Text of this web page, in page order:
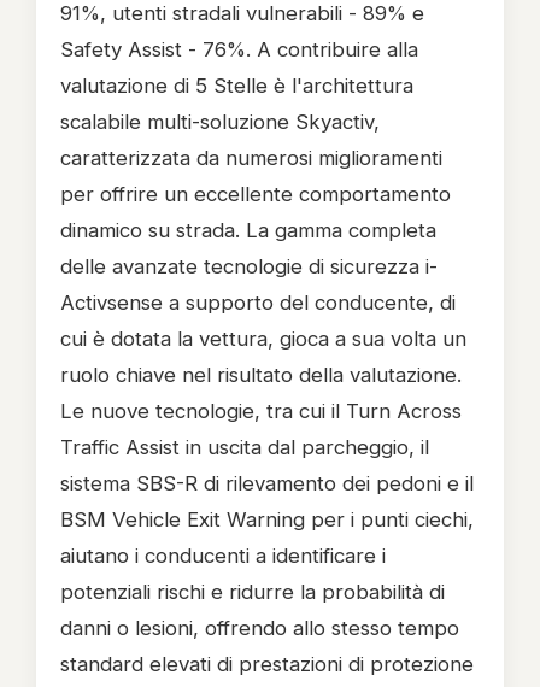
91%, utenti stradali vulnerabili - 89% e
Safety Assist - 76%. A contribuire alla
valutazione di 5 Stelle è l'architettura
scalabile multi-soluzione Skyactiv,
caratterizzata da numerosi miglioramenti
per offrire un eccellente comportamento
dinamico su strada. La gamma completa
delle avanzate tecnologie di sicurezza i-
Activsense a supporto del conducente, di
cui è dotata la vettura, gioca a sua volta un
ruolo chiave nel risultato della valutazione.
Le nuove tecnologie, tra cui il Turn Across
Traffic Assist in uscita dal parcheggio, il
sistema SBS-R di rilevamento dei pedoni e il
BSM Vehicle Exit Warning per i punti ciechi,
aiutano i conducenti a identificare i
potenziali rischi e ridurre la probabilità di
danni o lesioni, offrendo allo stesso tempo
standard elevati di prestazioni di protezione